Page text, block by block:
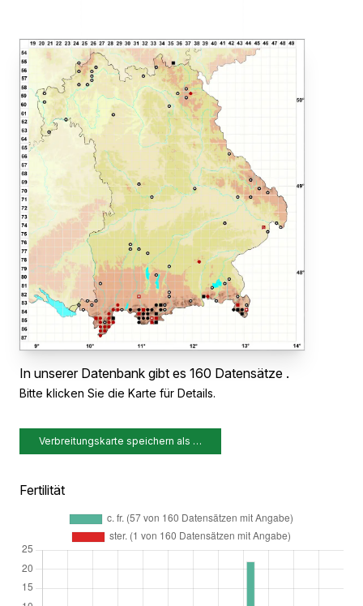
In unserer Datenbank gibt es 160 Datensätze .
Bitte klicken Sie die Karte für Details.
Verbreitungskarte speichern als …
Fertilität